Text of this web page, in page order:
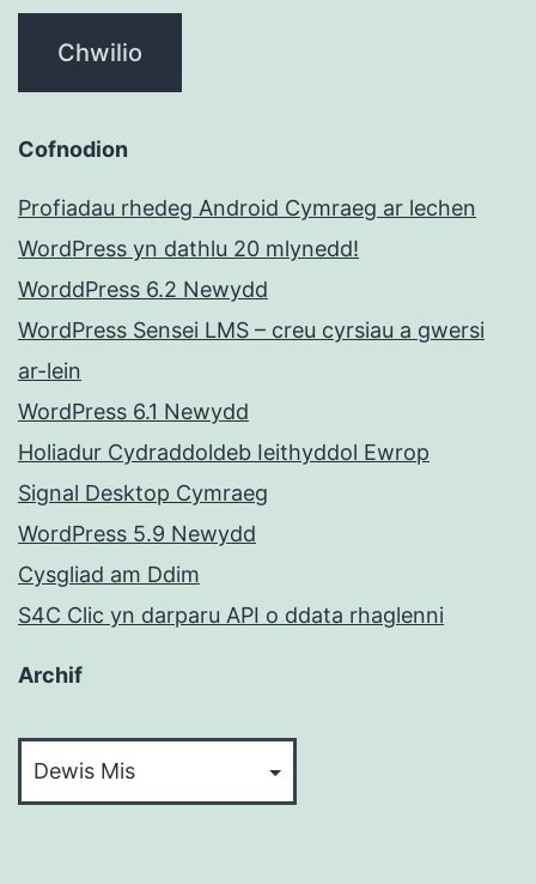
Cofnodion
Profiadau rhedeg Android Cymraeg ar lechen
WordPress yn dathlu 20 mlynedd!
WorddPress 6.2 Newydd
WordPress Sensei LMS – creu cyrsiau a gwersi
ar-lein
WordPress 6.1 Newydd
Holiadur Cydraddoldeb Ieithyddol Ewrop
Signal Desktop Cymraeg
WordPress 5.9 Newydd
Cysgliad am Ddim
S4C Clic yn darparu API o ddata rhaglenni
Archif